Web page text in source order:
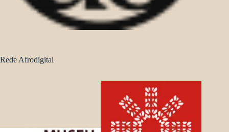
Rede Afrodigital